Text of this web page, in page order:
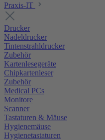
Praxis-IT
Drucker
Nadeldrucker
Tintenstrahldrucker
Zubehör
Kartenlesegeräte
Chipkartenleser
Zubehör
Medical PCs
Monitore
Scanner
Tastaturen & Mäuse
Hygienemäuse
Hygienetastaturen